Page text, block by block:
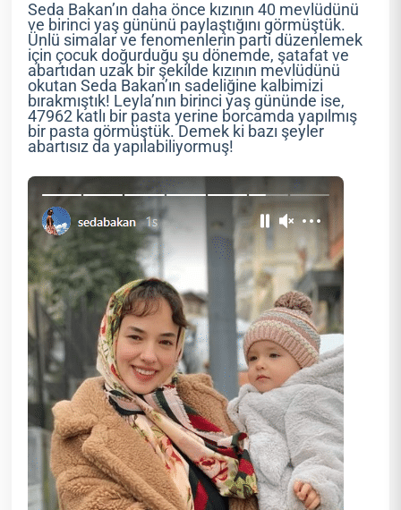
Seda Bakan’ın daha önce kızının 40 mevlüdünü
ve birinci yaş gününü paylaştığını görmüştük.
Ünlü simalar ve fenomenlerin parti düzenlemek
için çocuk doğurduğu şu dönemde, şatafat ve
abartıdan uzak bir şekilde kızının mevlüdünü
okutan Seda Bakan’ın sadeliğine kalbimizi
bırakmıştık! Leyla’nın birinci yaş gününde ise,
47962 katlı bir pasta yerine borcamda yapılmış
bir pasta görmüştük. Demek ki bazı şeyler
abartısız da yapılabiliyormuş!